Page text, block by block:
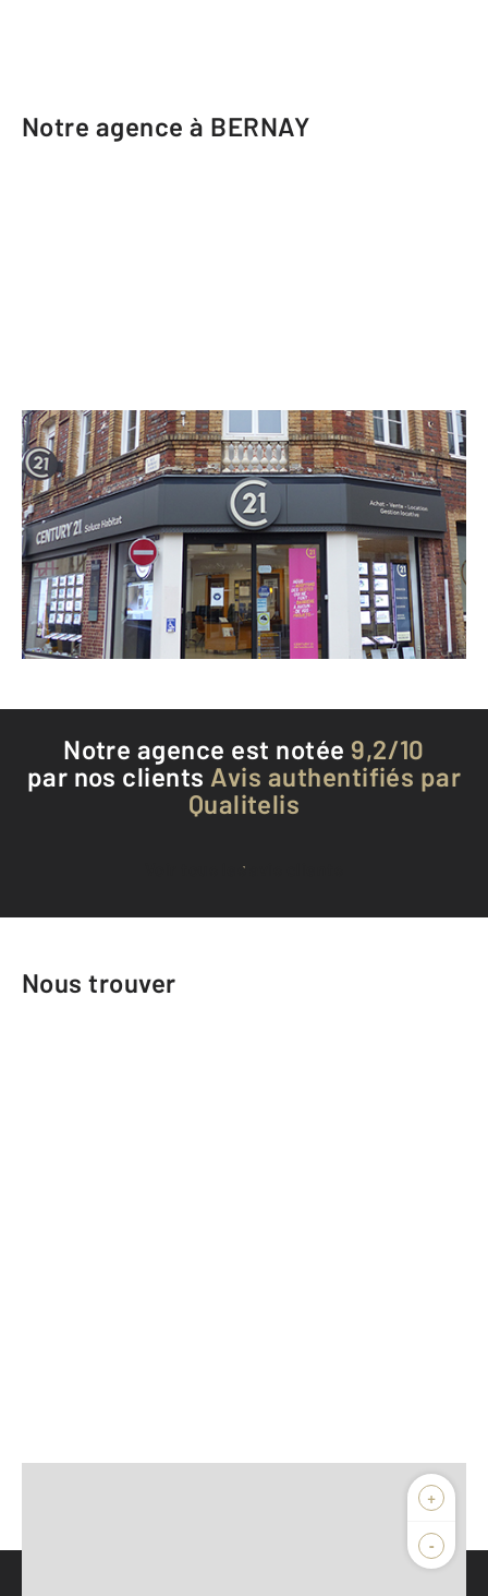
Notre agence à BERNAY
CENTURY 21 Soluce Habitat
11 rue Robert Lindet
BERNAY - 27300
Envoyer un message
Téléphoner à l'agence
Notre agence est notée 9,2/10
par nos clients Avis authentifiés par
Qualitelis
Voir tous les avis clients
Nous trouver
+
-